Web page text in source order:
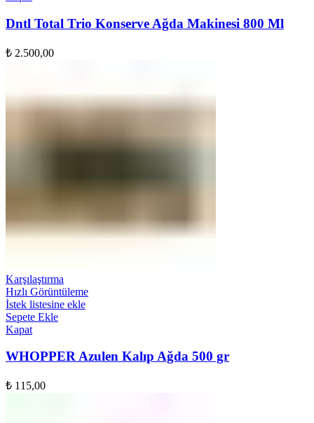
Dntl Total Trio Konserve Ağda Makinesi 800 Ml
₺ 2.500,00
Karşılaştırma
Hızlı Görüntüleme
İstek listesine ekle
Sepete Ekle
Kapat
WHOPPER Azulen Kalıp Ağda 500 gr
₺ 115,00